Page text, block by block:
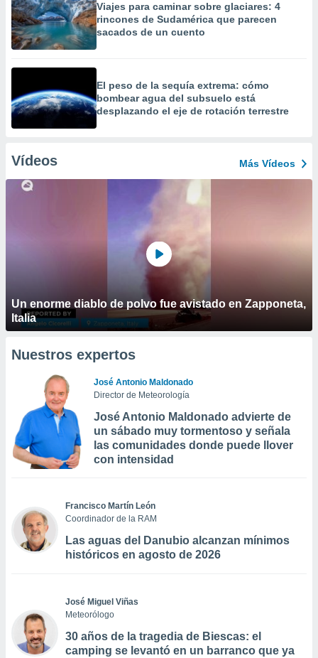
Viajes para caminar sobre glaciares: 4
rincones de Sudamérica que parecen
sacados de un cuento
El peso de la sequía extrema: cómo
bombear agua del subsuelo está
desplazando el eje de rotación terrestre
Vídeos Más Vídeos
Un enorme diablo de polvo fue avistado en Zapponeta,
Italia
Nuestros expertos
José Antonio Maldonado
Director de Meteorología
José Antonio Maldonado advierte de
un sábado muy tormentoso y señala
las comunidades donde puede llover
con intensidad
Francisco Martín León
Coordinador de la RAM
Las aguas del Danubio alcanzan mínimos
históricos en agosto de 2026
José Miguel Viñas
Meteorólogo
30 años de la tragedia de Biescas: el
camping se levantó en un barranco que ya